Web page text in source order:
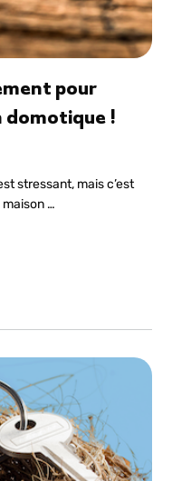
pour
domotique !
stressant, mais c’est
…